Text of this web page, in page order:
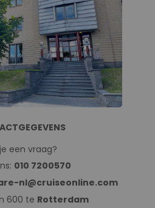
een vraag?
010 7200570
nl@cruiseonline.com
600 te Rotterdam